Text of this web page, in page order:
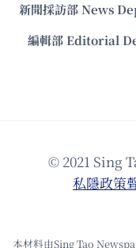
新聞採訪部 News
編輯部 Editorial
© 2021 Sing
私隱政策
本材料由Sing Tao